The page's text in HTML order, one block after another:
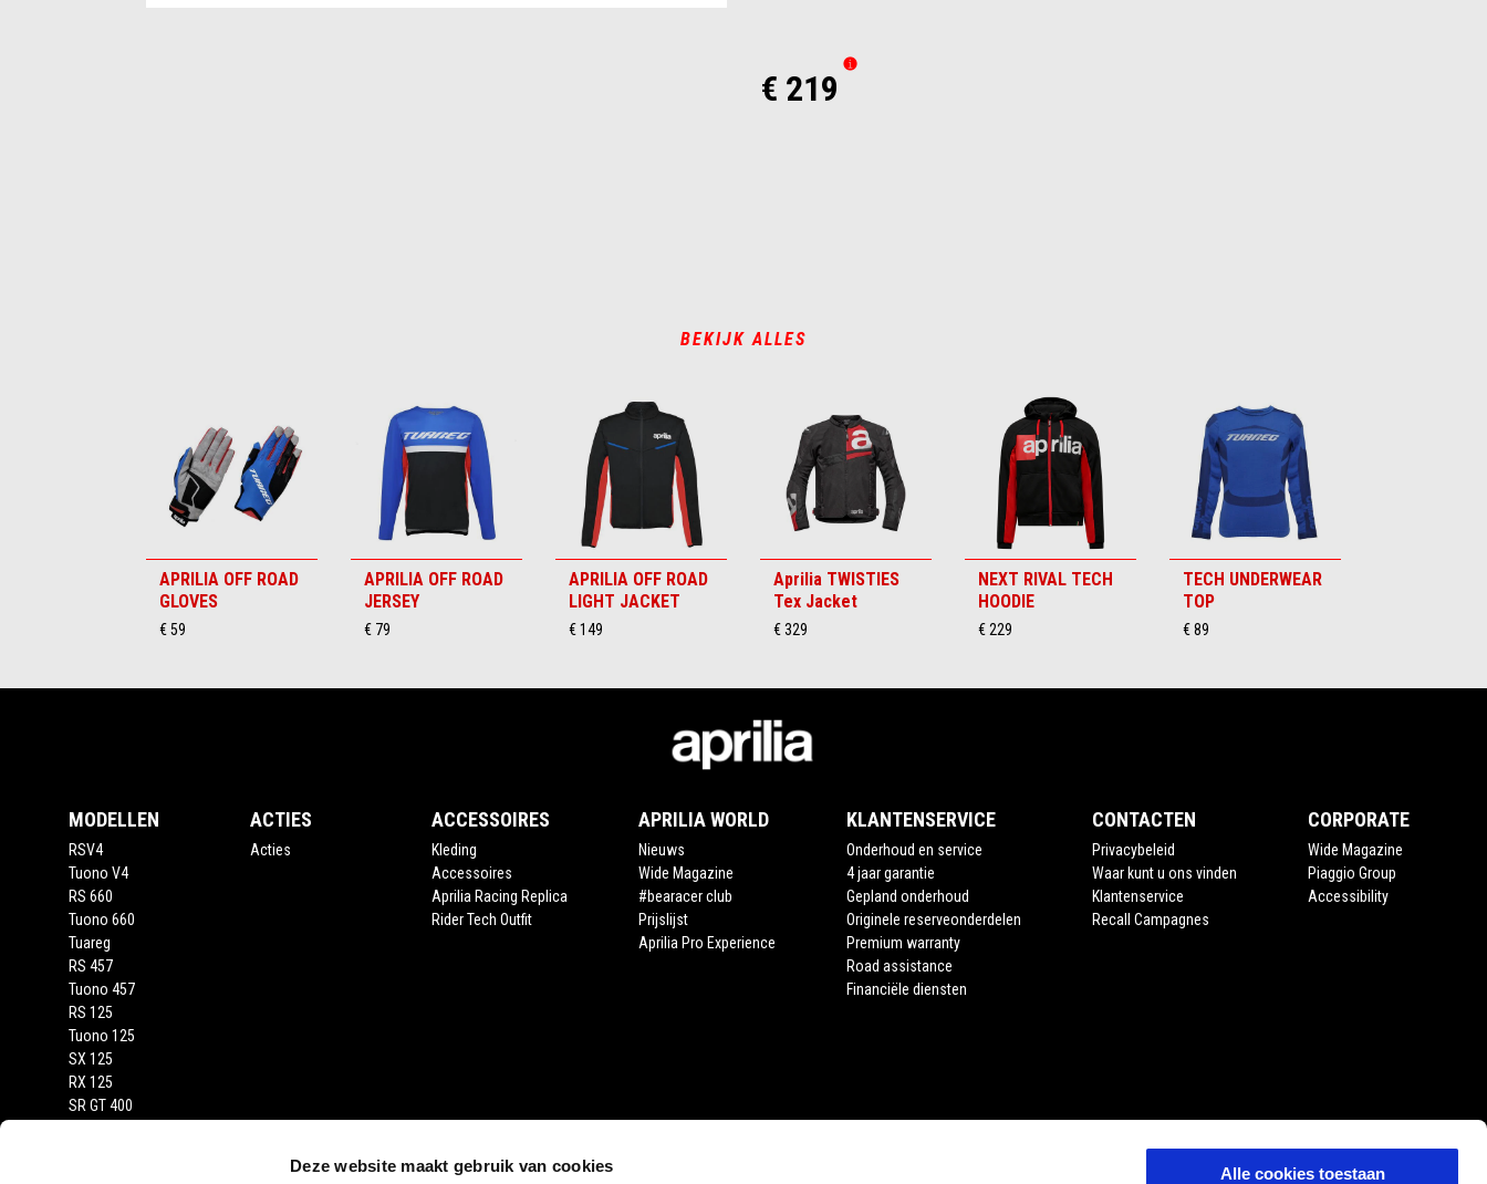
Deze website maakt gebruik van cookies Alle cookies toestaan
€ 219
BEKIJK ALLES
APRILIA OFF ROAD
GLOVES
€ 59
APRILIA OFF ROAD
JERSEY
€ 79
APRILIA OFF ROAD
LIGHT JACKET
€ 149
Aprilia TWISTIES
Tex Jacket
€ 329
NEXT RIVAL TECH
HOODIE
€ 229
TECH UNDERWEAR
TOP
€ 89
MODELLEN
RSV4
Tuono V4
RS 660
Tuono 660
Tuareg
RS 457
Tuono 457
RS 125
Tuono 125
SX 125
RX 125
SR GT 400
ACTIES
Acties
ACCESSOIRES
Kleding
Accessoires
Aprilia Racing Replica
Rider Tech Outfit
APRILIA WORLD
Nieuws
Wide Magazine
#bearacer club
Prijslijst
Aprilia Pro Experience
KLANTENSERVICE
Onderhoud en service
4 jaar garantie
Gepland onderhoud
Originele reserveonderdelen
Premium warranty
Road assistance
Financiële diensten
CONTACTEN
Privacybeleid
Waar kunt u ons vinden
Klantenservice
Recall Campagnes
CORPORATE
Wide Magazine
Piaggio Group
Accessibility